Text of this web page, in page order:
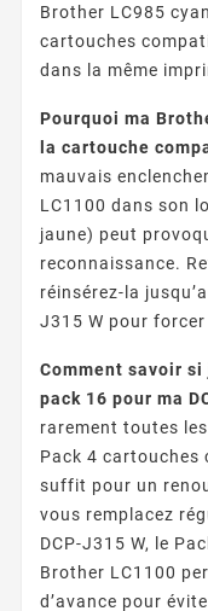
Brother LC985
cartouches
dans la même
Pourquoi ma
la cartouche
mauvais
LC1100 dans son
jaune) peut
reconnaissance.
réinsérez-la
J315 W pour
Comment savoir
pack 16 pour ma
rarement toutes
Pack 4 cartouches
suffit pour un
vous remplacez
DCP-J315 W, le
Brother LC1100
d’avance pour